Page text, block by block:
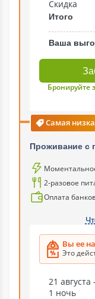
Скидка
Итого
Ваша
Бронируйте
Самая
Проживание с
2-разовое
Оплата
Вы ее
Это
21 августа
1 ночь